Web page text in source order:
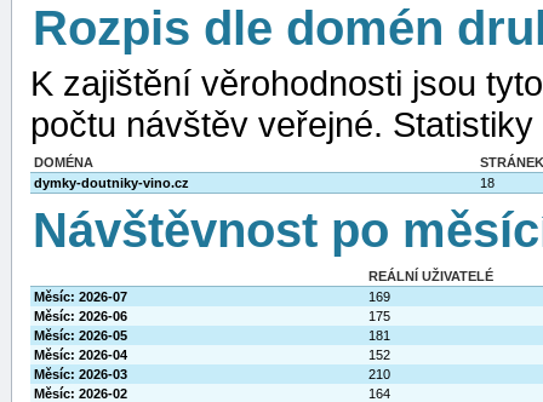
Rozpis dle domén
K zajištění věrohodnosti jsou
počtu návštěv veřejné.
DOMÉNA
STRÁNEK
dymky-doutniky-vino.cz
18
Návštěvnost po
REÁLNÍ UŽIVATELÉ
Měsíc: 2026-07
169
Měsíc: 2026-06
175
Měsíc: 2026-05
181
Měsíc: 2026-04
152
Měsíc: 2026-03
210
Měsíc: 2026-02
164